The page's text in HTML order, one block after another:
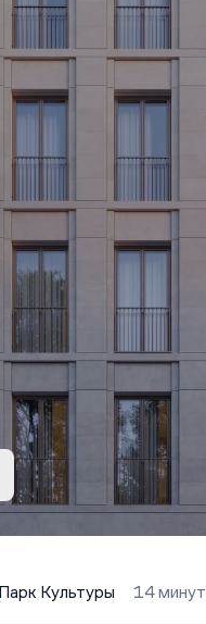
Парк Культуры 14 минут